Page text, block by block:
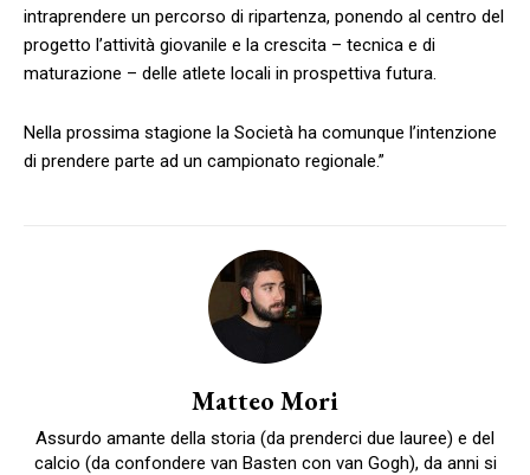
intraprendere un percorso di ripartenza, ponendo al centro del
progetto l’attività giovanile e la crescita – tecnica e di
maturazione – delle atlete locali in prospettiva futura.
Nella prossima stagione la Società ha comunque l’intenzione
di prendere parte ad un campionato regionale.”
Matteo Mori
Assurdo amante della storia (da prenderci due lauree) e del
calcio (da confondere van Basten con van Gogh), da anni si